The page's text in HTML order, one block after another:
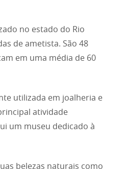
no estado do Rio
de ametista. São 48
em uma média de 60
utilizada em joalheria e
atividade
um museu dedicado à
belezas naturais como